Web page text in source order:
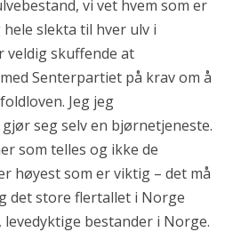
vi vet hvem som er
slekta til hver ulv i
veldig skuffende at
Senterpartiet på krav om å
Jeg jeg
seg selv en bjørnetjeneste.
som telles og ikke de
høyest som er viktig – det må
det store flertallet i Norge
bestander i Norge.